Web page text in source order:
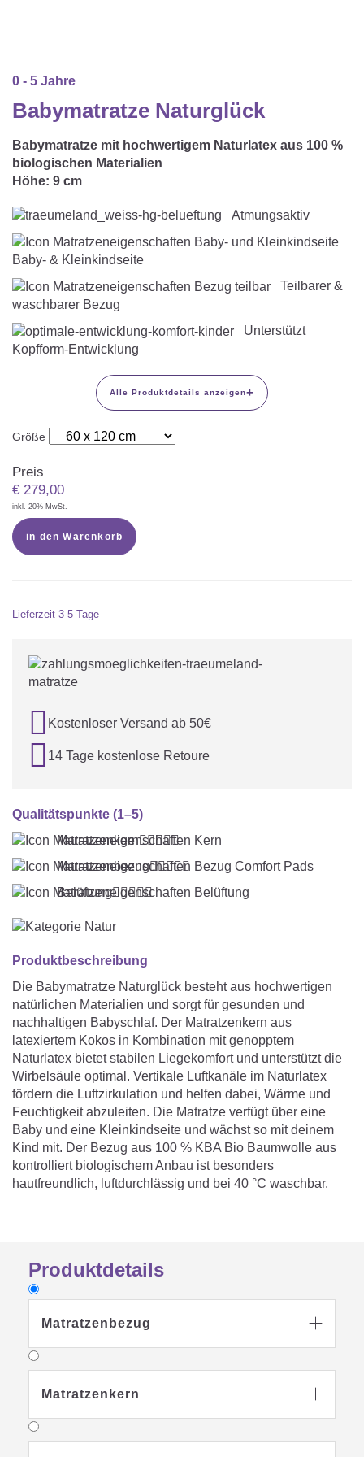
Betteinsatz
Puck-Schlafsack
Kuschelkissen
TEXTILIEN
Bettwäsche
Spannbettlaken
Bettschlange
Dreieckstuch & Schnuffeltuch
Mulltücher
ENTWICKLUNGSFÖRDERUNG
Kuschelnest
Spezialkissen
Seitenlagerung
ZUBEHÖR
GESCHENKGUTSCHEIN
GESCHENKSETS & AKTIONEN
0 - 5 Jahre
Babymatratze Naturglück
Babymatratze mit hochwertigem Naturlatex aus 100 %
biologischen Materialien
Höhe: 9 cm
Atmungsaktiv
Baby- & Kleinkindseite
waschbarer Bezug
Kopfform-Entwicklung
Alle Produktdetails anzeigen+
Größe
Preis
€ 279,00
inkl. 20% MwSt.
in den Warenkorb
Lieferzeit 3-5 Tage
 Kostenloser Versand ab 50€
 14 Tage kostenlose Retoure
Qualitätspunkte (1–5)
Matratzenkern
Matratzenbezug
Belüftung
Produktbeschreibung
Die Babymatratze Naturglück besteht aus hochwertigen
natürlichen Materialien und sorgt für gesunden und
nachhaltigen Babyschlaf. Der Matratzenkern aus
latexiertem Kokos in Kombination mit genopptem
Naturlatex bietet stabilen Liegekomfort und unterstützt die
Wirbelsäule optimal. Vertikale Luftkanäle im Naturlatex
fördern die Luftzirkulation und helfen dabei, Wärme und
Feuchtigkeit abzuleiten. Die Matratze verfügt über eine
Baby und eine Kleinkindseite und wächst so mit deinem
Kind mit. Der Bezug aus 100 % KBA Bio Baumwolle aus
kontrolliert biologischem Anbau ist besonders
hautfreundlich, luftdurchlässig und bei 40 °C waschbar.
Produktdetails
Matratzenbezug 
Matratzenkern 